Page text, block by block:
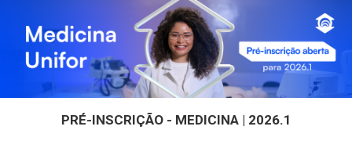
PRÉ-INSCRIÇÃO - MEDICINA | 2026.1